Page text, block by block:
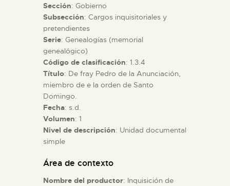
PREPARAR LA VISITA
ACTIVIDADES
█
EL MUSEO
COLECCIONES
DIDÁCTICA
Sección: Gobierno
Subsección: Cargos inquisitoriales y
pretendientes
Serie: Genealogías (memorial
genealógico)
Código de clasificación: 1.3.4
Título: De fray Pedro de la Anunciación,
miembro de e la orden de Santo
Domingo.
Fecha: s.d.
Volumen: 1
Nivel de descripción: Unidad documental
simple
Área de contexto
Nombre del productor: Inquisición de